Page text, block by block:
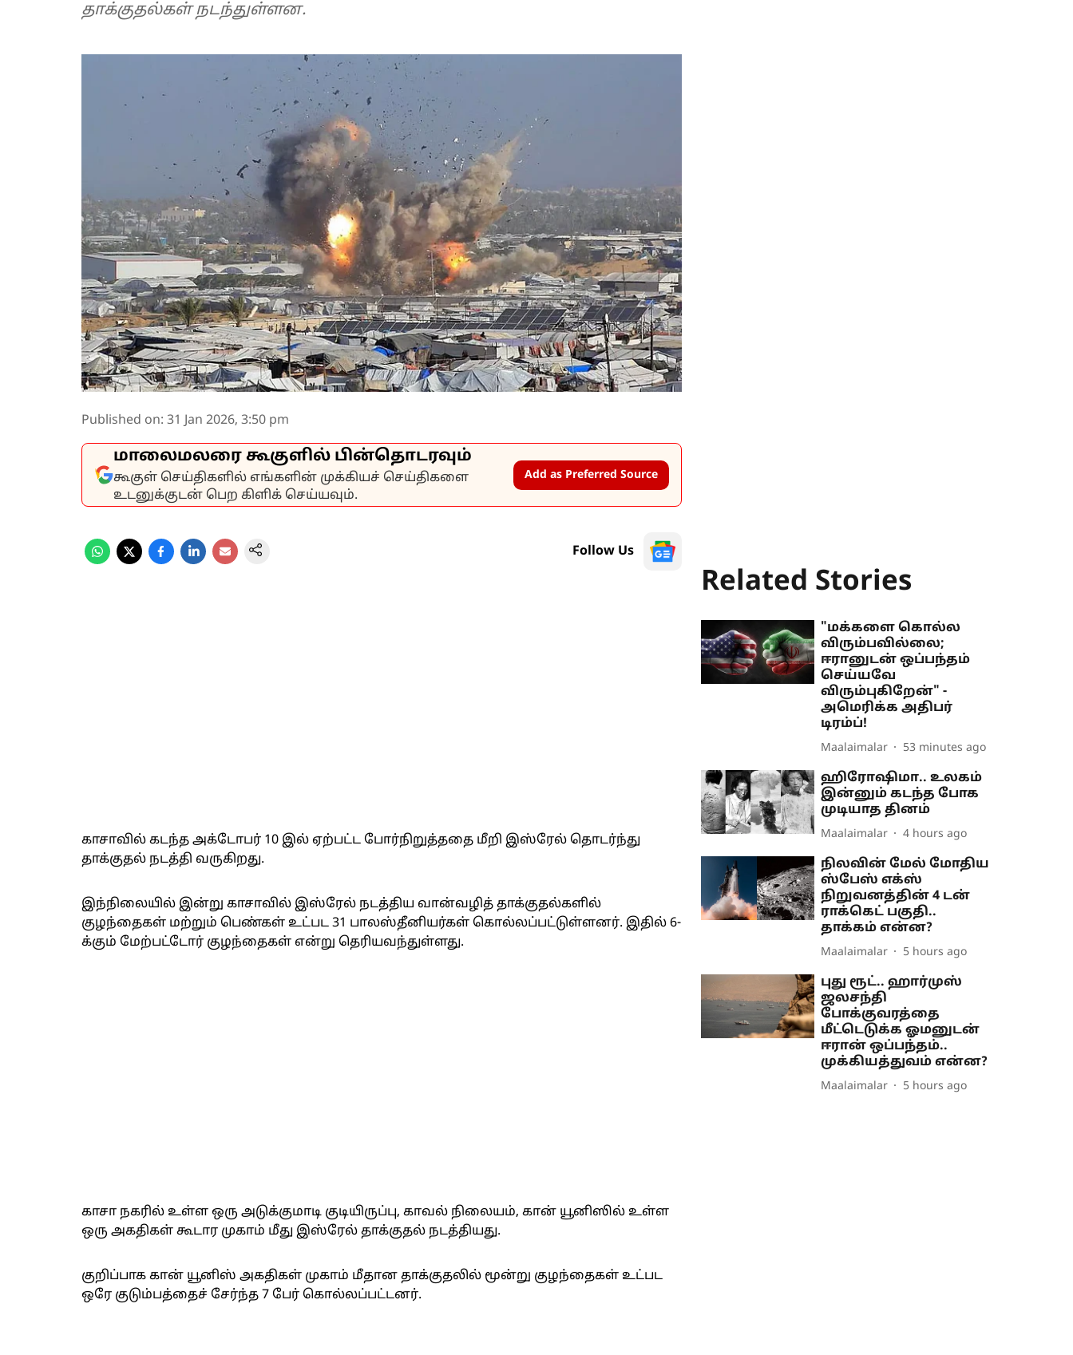
தாக்குதல்கள் நடந்துள்ளன.
Published on: 31 Jan 2026, 3:50 pm
மாலைமலரை கூகுளில் பின்தொடரவும்
கூகுள் செய்திகளில் எங்களின் முக்கியச் செய்திகளை
உடனுக்குடன் பெற கிளிக் செய்யவும்.
Add as Preferred Source
Follow Us
காசாவில் கடந்த அக்டோபர் 10 இல் ஏற்பட்ட போர்நிறுத்ததை மீறி இஸ்ரேல் தொடர்ந்து
தாக்குதல் நடத்தி வருகிறது.
இந்நிலையில் இன்று காசாவில் இஸ்ரேல் நடத்திய வான்வழித் தாக்குதல்களில்
குழந்தைகள் மற்றும் பெண்கள் உட்பட 31 பாலஸ்தீனியர்கள் கொல்லப்பட்டுள்ளனர். இதில் 6-
க்கும் மேற்பட்டோர் குழந்தைகள் என்று தெரியவந்துள்ளது.
காசா நகரில் உள்ள ஒரு அடுக்குமாடி குடியிருப்பு, காவல் நிலையம், கான் யூனிஸில் உள்ள
ஒரு அகதிகள் கூடார முகாம் மீது இஸ்ரேல் தாக்குதல் நடத்தியது.
குறிப்பாக கான் யூனிஸ் அகதிகள் முகாம் மீதான தாக்குதலில் மூன்று குழந்தைகள் உட்பட
ஒரே குடும்பத்தைச் சேர்ந்த 7 பேர் கொல்லப்பட்டனர்.
Related Stories
"மக்களை கொல்ல
விரும்பவில்லை;
ஈரானுடன் ஒப்பந்தம்
செய்யவே
விரும்புகிறேன்" -
அமெரிக்க அதிபர்
டிரம்ப்!
Maalaimalar 53 minutes ago
ஹிரோஷிமா.. உலகம்
இன்னும் கடந்த போக
முடியாத தினம்
Maalaimalar 4 hours ago
நிலவின் மேல் மோதிய
ஸ்பேஸ் எக்ஸ்
நிறுவனத்தின் 4 டன்
ராக்கெட் பகுதி..
தாக்கம் என்ன?
Maalaimalar 5 hours ago
புது ரூட்.. ஹார்முஸ்
ஜலசந்தி
போக்குவரத்தை
மீட்டெடுக்க ஓமனுடன்
ஈரான் ஒப்பந்தம்..
முக்கியத்துவம் என்ன?
Maalaimalar 5 hours ago